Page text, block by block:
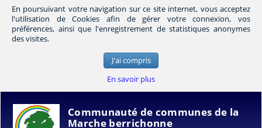
En poursuivant votre navigation sur ce site internet, vous acceptez
l'utilisation de Cookies afin de gérer votre connexion, vos
préférences, ainsi que l'enregistrement de statistiques anonymes
des visites.
J'ai compris
En savoir plus
Communauté de communes de la
Marche berrichonne